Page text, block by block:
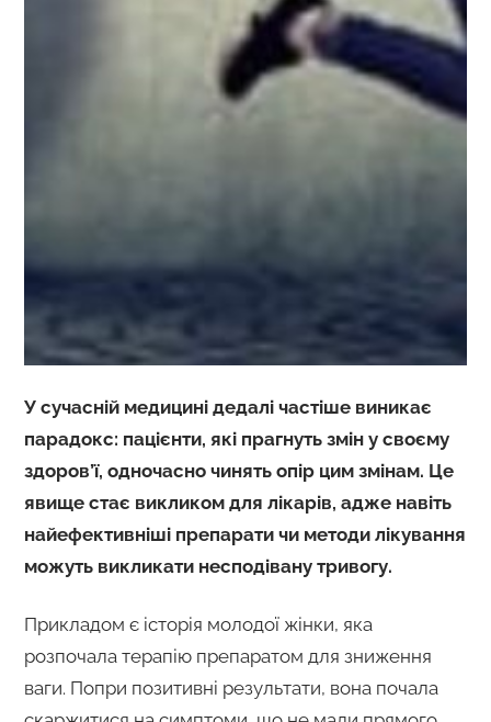
У сучасній медицині дедалі частіше виникає
парадокс: пацієнти, які прагнуть змін у своєму
здоров’ї, одночасно чинять опір цим змінам. Це
явище стає викликом для лікарів, адже навіть
найефективніші препарати чи методи лікування
можуть викликати несподівану тривогу.
Прикладом є історія молодої жінки, яка
розпочала терапію препаратом для зниження
ваги. Попри позитивні результати, вона почала